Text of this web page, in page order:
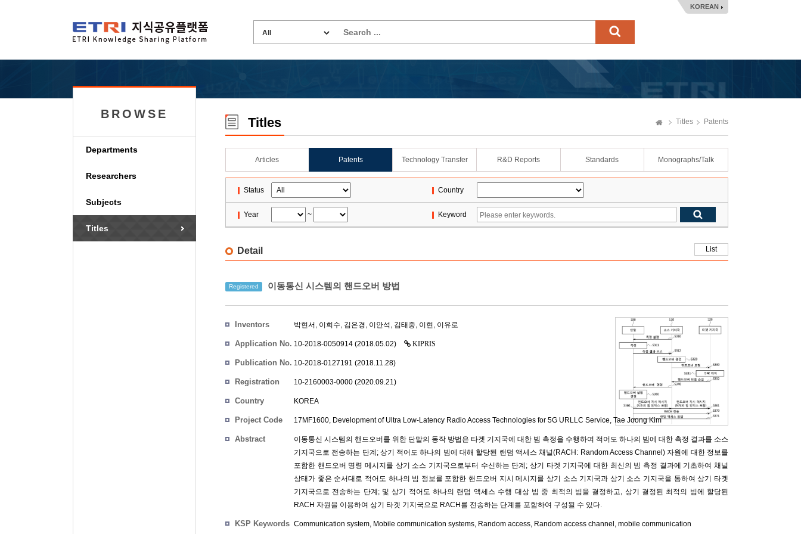
KOREAN
BROWSE
Departments
Researchers
Subjects
Titles
Titles Titles Patents
Articles Patents Technology Transfer R&D Reports Standards Monographs/Talk
Status Country
Year ~ Keyword
Detail List
Registered 이동통신 시스템의 핸드오버 방법
Inventors 박현서 , 이희수, 김은경, 이안석 , 김태중, 이현 , 이유로
Application No. 10-2018-0050914 (2018.05.02) KIPRIS
Publication No. 10-2018-0127191 (2018.11.28)
Registration
10-2160003-0000 (2020.09.21)
Country KOREA
Project Code 17MF1600, Development of Ultra Low-Latency Radio Access Technologies for 5G URLLC Service, Tae Joong Kim
Abstract
이동통신 시스템의 핸드오버를 위한 단말의 동작 방법은 타겟 기지국에 대한 빔 측정을 수행하여 적어도 하나의 빔에 대한 측정 결과를 소스
기지국으로 전송하는 단계; 상기 적어도 하나의 빔에 대해 할당된 랜덤 액세스 채널(RACH: Random Access Channel) 자원에 대한 정보를
포함한 핸드오버 명령 메시지를 상기 소스 기지국으로부터 수신하는 단계; 상기 타겟 기지국에 대한 최신의 빔 측정 결과에 기초하여 채널
상태가 좋은 순서대로 적어도 하나의 빔 정보를 포함한 핸드오버 지시 메시지를 상기 소스 기지국과 상기 소스 기지국을 통하여 상기 타겟
기지국으로 전송하는 단계; 및 상기 적어도 하나의 랜덤 액세스 수행 대상 빔 중 최적의 빔을 결정하고, 상기 결정된 최적의 빔에 할당된
RACH 자원을 이용하여 상기 타겟 기지국으로 RACH를 전송하는 단계를 포함하여 구성될 수 있다.
KSP Keywords Communication system, Mobile communication systems, Random access, Random access channel, mobile communication